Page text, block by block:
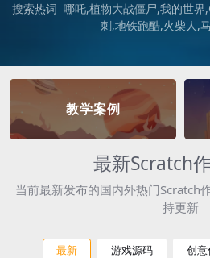
搜索热词 哪吒 植物大战僵尸 我的世界
刺 地铁跑酷 火柴人
教学案例
最新Scratch
当前最新发布的国内外热门Scratch
持更新
最新 游戏源码 创意